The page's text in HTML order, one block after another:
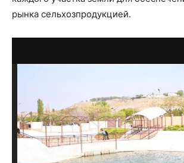
рынка сельхозпродукцией.